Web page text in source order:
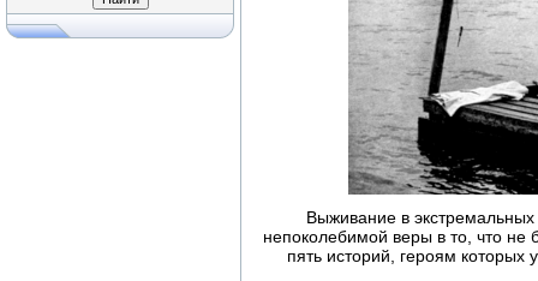
Выживание в экстремальных
непоколебимой веры в то, что
пять историй, героям